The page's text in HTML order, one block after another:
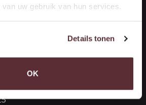
uw gebruik van hun services.
Details tonen
OK